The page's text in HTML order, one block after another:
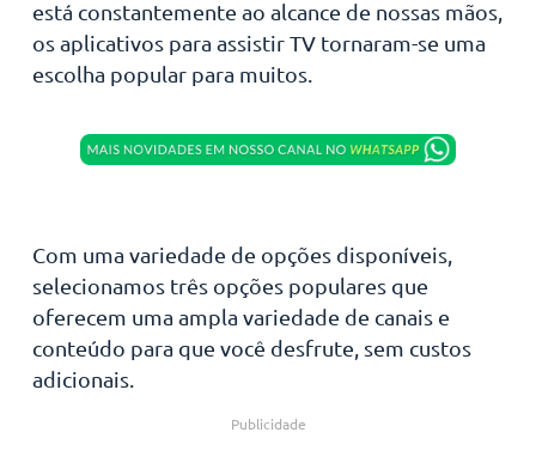
está constantemente ao alcance de nossas mãos,
os aplicativos para assistir TV tornaram-se uma
escolha popular para muitos.
Com uma variedade de opções disponíveis,
selecionamos três opções populares que
oferecem uma ampla variedade de canais e
conteúdo para que você desfrute, sem custos
adicionais.
Publicidade